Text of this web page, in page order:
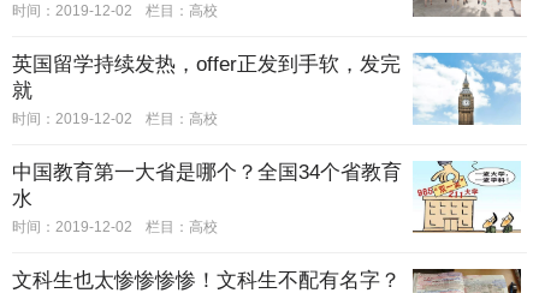
时间：2019-12-02 栏目： 高校
英国留学持续发热，offer正发到手软，发完
就
时间：2019-12-02 栏目： 高校
中国教育第一大省是哪个？全国34个省教育
水
时间：2019-12-02 栏目： 高校
文科生也太惨惨惨惨！文科生不配有名字？